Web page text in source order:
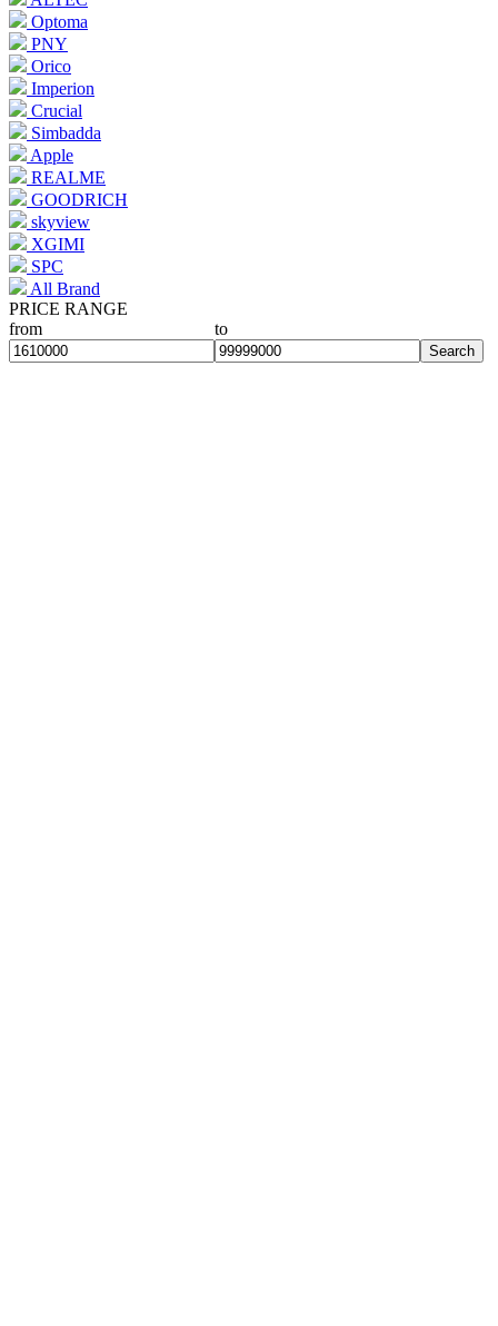
Optoma
PNY
Orico
Imperion
Crucial
Simbadda
Apple
REALME
GOODRICH
skyview
XGIMI
SPC
All Brand
PRICE RANGE
from
to